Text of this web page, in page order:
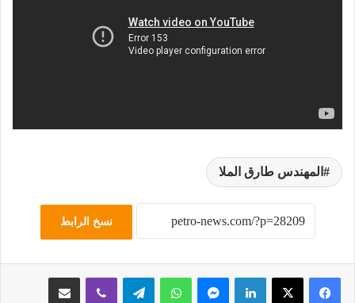
المهندس طارق الملا
نسخ الرابط
لينكدإن ماسنجر واتساب تيلقرام ڤايبر مشاركة عبر البريد